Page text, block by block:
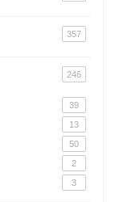
357
246
39
13
50
2
3